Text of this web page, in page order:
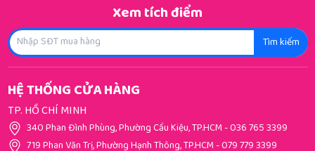
Xem tích điểm
Tìm kiếm
HỆ THỐNG CỬA HÀNG
TP. HỒ CHÍ MINH
340 Phan Đình Phùng, Phường Cầu Kiệu, TP.HCM-036 765 3399
719 Phan Văn Trị, Phường Hạnh Thông, TP.HCM-079 779 3399